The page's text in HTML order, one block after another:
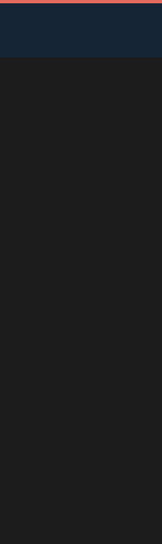
මුහුදු තීරේ ගල් මල්